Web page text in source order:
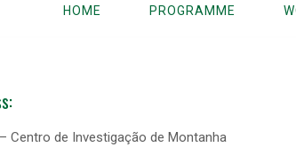
HOME PROGRAMME
Centro de Investigação de Montanha